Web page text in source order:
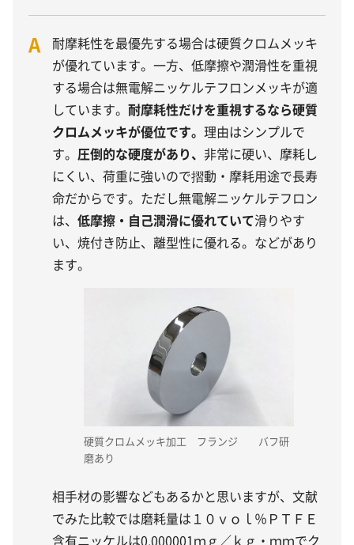
A
耐摩耗性を最優先する場合は硬質クロムメッキ
が優れています。一方、低摩擦や潤滑性を重視
する場合は無電解ニッケルテフロンメッキが適
しています。 耐摩耗性だけを重視するなら硬質
クロムメッキが優位です。 理由はシンプルで
す。 圧倒的な硬度があり、 非常に硬い、摩耗し
にくい、荷重に強いので摺動・摩耗用途で長寿
命だからです。ただし無電解ニッケルテフロン
は、 低摩擦・自己潤滑に優れていて滑りやす
い、焼付き防止、離型性に優れる。などがあり
ます。
硬質クロムメッキ加工 フランジ バフ研
磨あり
相手材の影響などもあるかと思いますが、文献
でみた比較では磨耗量は１０ｖｏｌ％ＰＴＦＥ
含有ニッケルは0.000001ｍｇ／ｋｇ・ｍｍでク